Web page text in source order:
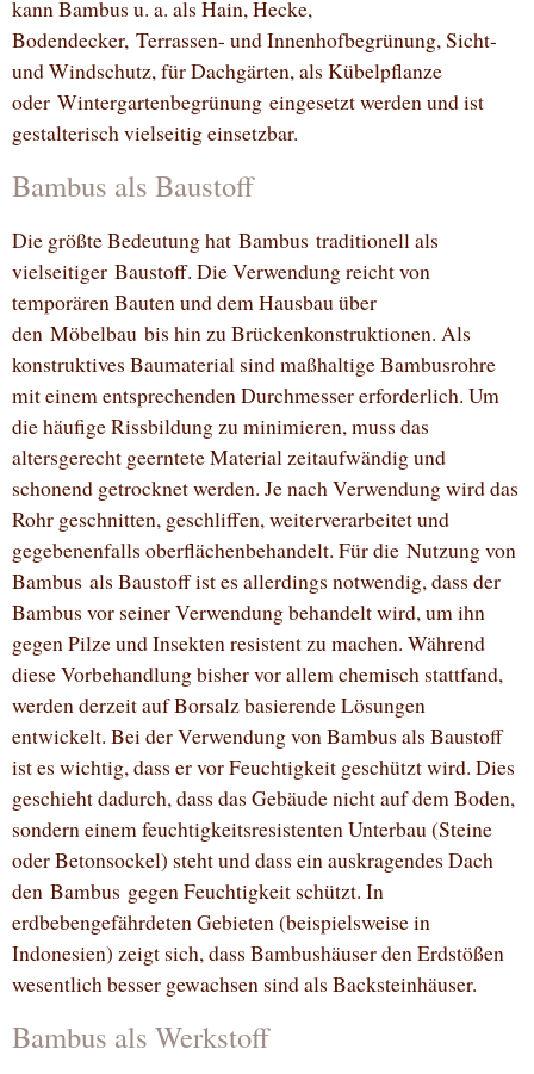
kann Bambus u. a. als Hain, Hecke,
Bodendecker, Terrassen- und Innenhofbegrünung, Sicht-
und Windschutz, für Dachgärten, als Kübelpflanze
oder Wintergartenbegrünung eingesetzt werden und ist
gestalterisch vielseitig einsetzbar.
Bambus als Baustoff
Die größte Bedeutung hat Bambus traditionell als
vielseitiger Baustoff. Die Verwendung reicht von
temporären Bauten und dem Hausbau über
den Möbelbau bis hin zu Brückenkonstruktionen. Als
konstruktives Baumaterial sind maßhaltige Bambusrohre
mit einem entsprechenden Durchmesser erforderlich. Um
die häufige Rissbildung zu minimieren, muss das
altersgerecht geerntete Material zeitaufwändig und
schonend getrocknet werden. Je nach Verwendung wird das
Rohr geschnitten, geschliffen, weiterverarbeitet und
gegebenenfalls oberflächenbehandelt. Für die Nutzung von
Bambus als Baustoff ist es allerdings notwendig, dass der
Bambus vor seiner Verwendung behandelt wird, um ihn
gegen Pilze und Insekten resistent zu machen. Während
diese Vorbehandlung bisher vor allem chemisch stattfand,
werden derzeit auf Borsalz basierende Lösungen
entwickelt. Bei der Verwendung von Bambus als Baustoff
ist es wichtig, dass er vor Feuchtigkeit geschützt wird. Dies
geschieht dadurch, dass das Gebäude nicht auf dem Boden,
sondern einem feuchtigkeitsresistenten Unterbau (Steine
oder Betonsockel) steht und dass ein auskragendes Dach
den Bambus gegen Feuchtigkeit schützt. In
erdbebengefährdeten Gebieten (beispielsweise in
Indonesien) zeigt sich, dass Bambushäuser den Erdstößen
wesentlich besser gewachsen sind als Backsteinhäuser.
Bambus als Werkstoff